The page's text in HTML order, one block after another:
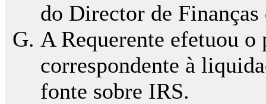
do Director de Finanças
A Requerente efetuou
correspondente à
fonte sobre IRS.